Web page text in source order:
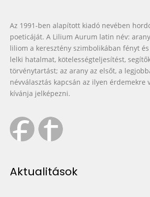
Az 1991-ben alapított kiadó nevében
poeticáját. A Lilium Aurum latin név:
liliom a keresztény szimbolikában fényt
lelki hatalmat, kötelességteljesítést,
törvénytartást; az arany az elsőt, a
névválasztás kapcsán az ilyen érdemekre
kívánja jelképezni.
Aktualitások